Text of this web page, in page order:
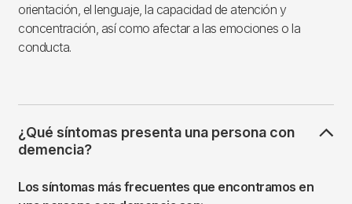
orientación, el lenguaje, la capacidad de atención y
concentración, así como afectar a las emociones o la
conducta.
¿Qué síntomas presenta una persona con
demencia?
Los síntomas más frecuentes que encontramos en